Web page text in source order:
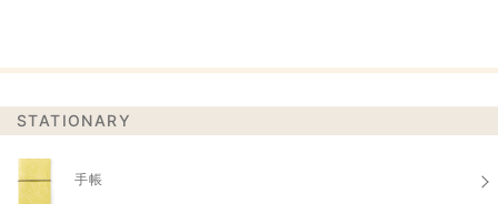
STATIONARY
手帳